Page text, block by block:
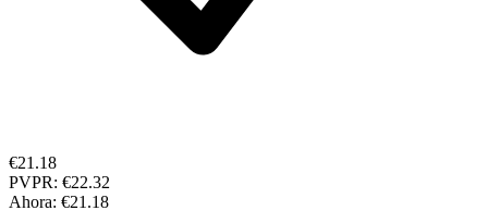
€21.18
PVPR: €22.32
Ahora: €21.18